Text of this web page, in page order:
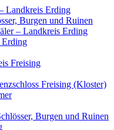
Landkreis Erding
Burgen und Ruinen
– Landkreis Erding
Erding
Freising
Freising (Kloster)
Burgen und Ruinen